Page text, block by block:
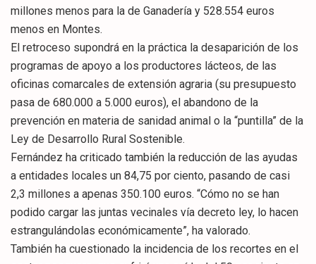
millones menos para la de Ganadería y 528.554 euros
menos en Montes.
El retroceso supondrá en la práctica la desaparición de los
programas de apoyo a los productores lácteos, de las
oficinas comarcales de extensión agraria (su presupuesto
pasa de 680.000 a 5.000 euros), el abandono de la
prevención en materia de sanidad animal o la “puntilla” de la
Ley de Desarrollo Rural Sostenible.
Fernández ha criticado también la reducción de las ayudas
a entidades locales un 84,75 por ciento, pasando de casi
2,3 millones a apenas 350.100 euros. “Cómo no se han
podido cargar las juntas vecinales vía decreto ley, lo hacen
estrangulándolas económicamente”, ha valorado.
También ha cuestionado la incidencia de los recortes en el